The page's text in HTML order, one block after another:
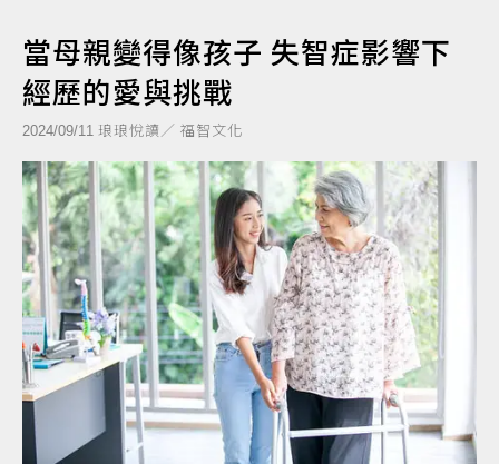
當母親變得像孩子 失智症影響下
經歷的愛與挑戰
2024/09/11 琅琅悅讀／ 福智文化